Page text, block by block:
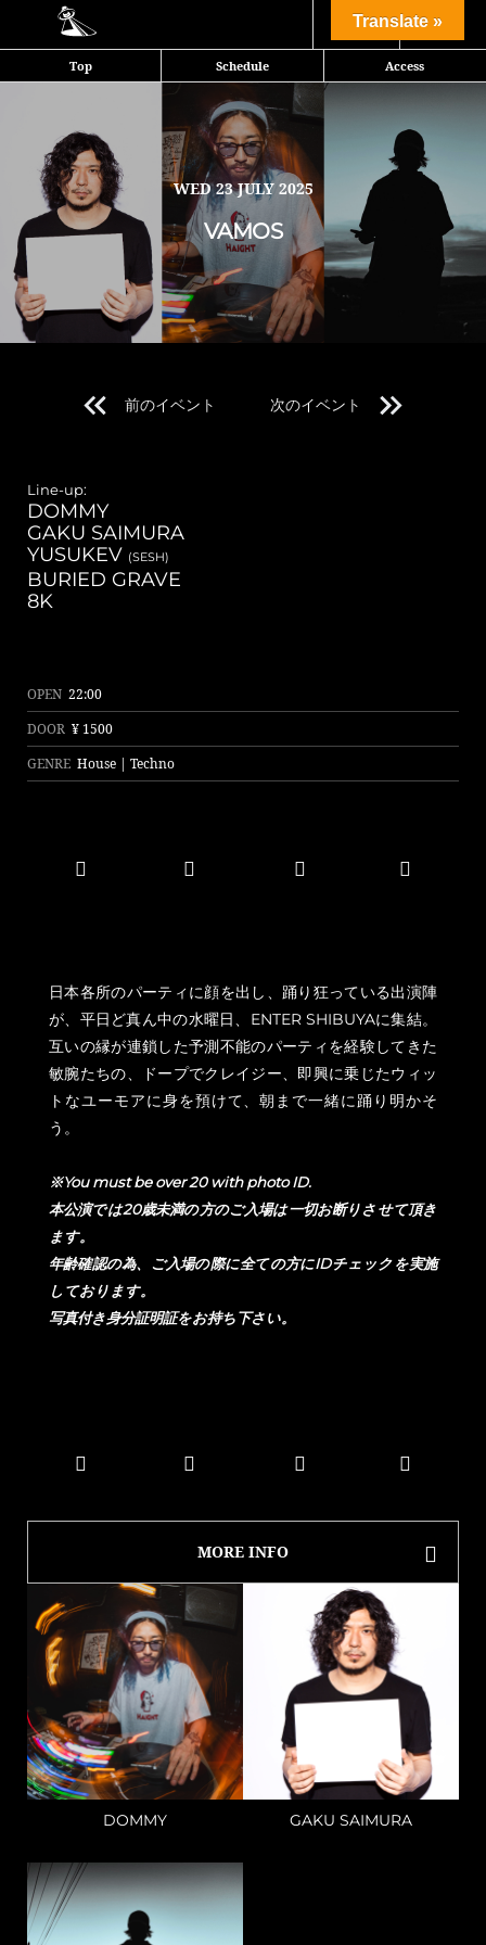
Top Schedule Access
Share
WED 23 JULY 2025
VAMOS
日本各所のパーティに顔を出し、踊り狂っている出演陣が、平日ど真ん
中の水曜日、ENTER SHIBUYAに集結。互いの縁が連鎖した予測不能
のパーティを経験してきた敏腕たちの、ドープでクレイジー、即興に乗
じたウィットなユーモアに身を預けて、朝まで一緒に踊り明かそう。
※You must be over 20 with photo ID.
本公演では20歳未満の方のご入場は一切お断りさせて頂きます。
年齢確認の為、ご入場の際に全ての方にIDチェックを実施しておりま
す。
写真付き身分証明証をお持ち下さい。
前のイベント 次のイベント
Line-up:
DOMMY
GAKU SAIMURA
YUSUKEV (SESH)
BURIED GRAVE
8K
OPEN 22:00
DOOR ¥ 1500
GENRE House | Techno
日本各所のパーティに顔を出し、踊り狂っている出演陣
が、平日ど真ん中の水曜日、ENTER SHIBUYAに集結。
互いの縁が連鎖した予測不能のパーティを経験してきた
敏腕たちの、ドープでクレイジー、即興に乗じたウィッ
トなユーモアに身を預けて、朝まで一緒に踊り明かそ
う。
※You must be over 20 with photo ID.
本公演では20歳未満の方のご入場は一切お断りさせて頂き
ます。
年齢確認の為、ご入場の際に全ての方にIDチェックを実施
しております。
写真付き身分証明証をお持ち下さい。
MORE INFO
DOMMY GAKU SAIMURA
Translate »